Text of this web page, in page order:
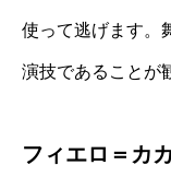
使って逃げます。
演技であることが
フィエロ＝カ